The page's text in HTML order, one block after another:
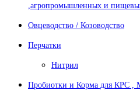
,агропромышленных и
Овцеводство / Козоводство
Перчатки
Нитрил
Пробиотки и Корма для КРС ,